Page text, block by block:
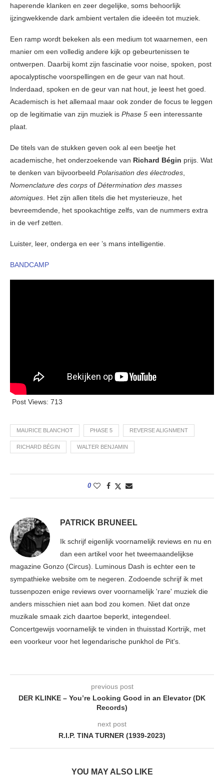
haperende klanken en zeer degelijke, soms behoorlijk
ijzingwekkende dark ambient vertalen die ideeën tot muziek.
Een ramp wordt bekeken als een medium tot waarnemen, een
manier om een volledig andere kijk op gebeurtenissen te
ontwerpen. Daarbij komt zijn fascinatie voor noise, spoken, post
apocalyptische voorspellingen en de geur van nat hout.
Inderdaad, spoken en de geur van nat hout, je leest het goed.
Academisch is het allemaal maar ook zonder de focus te leggen
op de legitimatie van zijn muziek is Phase 5 een interessante
plaat.
De titels van de stukken geven ook al een beetje het
academische, het onderzoekende van Richard Bégin prijs. Wat
te denken van bijvoorbeeld Polarisation des électrodes,
Nomenclature des corps of Détermination des masses
atomiques. Het zijn allen titels die het mysterieuze, het
bevreemdende, het spookachtige zelfs, van de nummers extra
in de verf zetten.
Luister, leer, onderga en eer ’s mans intelligentie.
BANDCAMP
Post Views: 713
MAURICE BLANCHOT PHASE 5 REVERSE ALIGNMENT
RICHARD BÉGIN WALTER BENJAMIN
0
PATRICK BRUNEEL
Ik schrijf eigenlijk voornamelijk reviews en nu en
dan een artikel voor het tweemaandelijkse
magazine Gonzo (Circus). Luminous Dash is echter een te
sympathieke website om te negeren. Zodoende schrijf ik met
tussenpozen enige reviews over voornamelijk 'rare' muziek die
anders misschien niet aan bod zou komen. Niet dat onze
muzikale smaak zich daartoe beperkt, integendeel.
Concertgewijs voornamelijk te vinden in thuisstad Kortrijk, met
een voorkeur voor het legendarische punkhol de Pit's.
previous post
DER KLINKE – You’re Looking Good in an Elevator (DK
Records)
next post
R.I.P. TINA TURNER (1939-2023)
YOU MAY ALSO LIKE